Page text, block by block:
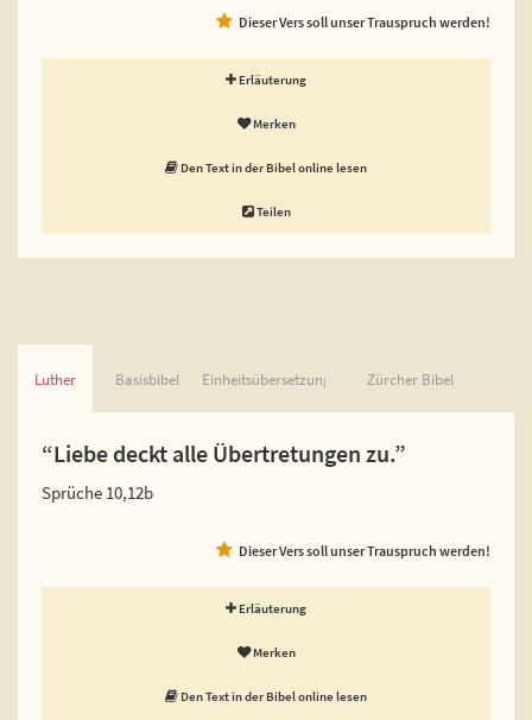
Dieser Vers soll unser Trauspruch werden!
Erläuterung
Merken
Den Text in der Bibel online lesen
Teilen
Luther Basisbibel Einheitsübersetzung Zürcher Bibel
“Liebe deckt alle Übertretungen zu.”
Sprüche 10,12b
Dieser Vers soll unser Trauspruch werden!
Erläuterung
Merken
Den Text in der Bibel online lesen